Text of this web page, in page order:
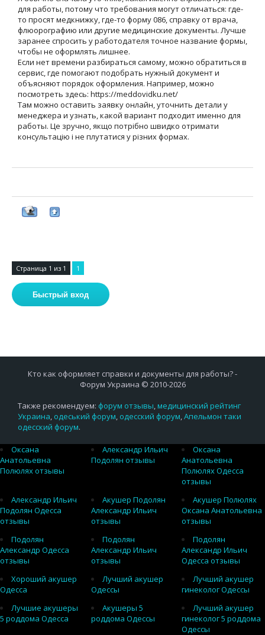
для работы, потому что требования могут отличаться: где-
то просят медкнижку, где-то форму 086, справку от врача,
флюорографию или другие медицинские документы. Лучше
заранее спросить у работодателя точное название формы,
чтобы не оформлять лишнее.
Если нет времени разбираться самому, можно обратиться в
сервис, где помогают подобрать нужный документ и
объясняют порядок оформления. Например, можно
посмотреть здесь: https://meddovidku.net/
Там можно оставить заявку онлайн, уточнить детали у
менеджера и узнать, какой вариант подходит именно для
работы. Це зручно, якщо потрібно швидко отримати
консультацію і не плутатися у різних формах.
Страница 1 из 1 1
Кто как оформляет справки и документы для работы? -
Форум Украина © 2010-2026
Также рекомендуем: форум отзывы,медицинский рейтинг
Украина, одеський форум, одесский форум,Апельмон таки
одесский форум.
Оксана
Анатольевна
Полюлях отзывы
Александр Ильич
Подолян отзывы
Оксана
Анатольевна
Полюлях Одесса
отзывы
Александр Ильич
Подолян Одесса
отзывы
Акушер Подолян
Александр Ильич
отзывы
Акушер Полюлях
Оксана Анатольевна
отзывы
Подолян
Александр Одесса
отзывы
Подолян
Александр Ильич
отзывы
Подолян
Александр Ильич
Одесса отзывы
Хороший акушер
Одесса
Лучший акушер
Одессы
Лучший акушер
гинеколог Одессы
Лучшие акушеры
5 роддома Одесса
Акушеры 5
роддома Одессы
Лучший акушер
гинеколог 5 роддома
Одессы